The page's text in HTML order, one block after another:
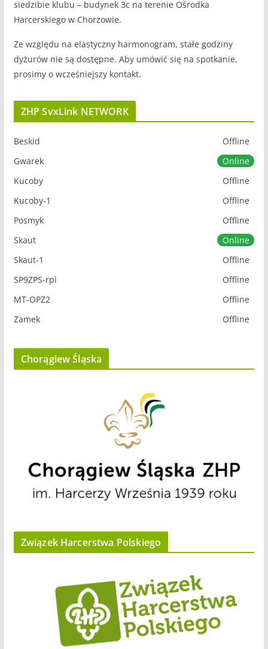
siedzibie klubu – budynek 3c na terenie Ośrodka
Harcerskiego w Chorzowie.
Ze względu na elastyczny harmonogram, stałe godziny
dyżurów nie są dostępne. Aby umówić się na spotkanie,
prosimy o wcześniejszy kontakt.
ZHP SvxLink NETWORK
Beskid
Offline
Gwarek
Online
Kucoby
Offline
Kucoby-1
Offline
Posmyk
Offline
Skaut
Online
Skaut-1
Offline
SP9ZPS-rpi
Offline
MT-OPZ2
Offline
Zamek
Offline
Chorągiew Śląska
Związek Harcerstwa Polskiego